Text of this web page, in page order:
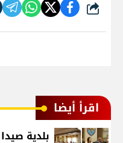
شارك
اقرأ أيضا
بلدية